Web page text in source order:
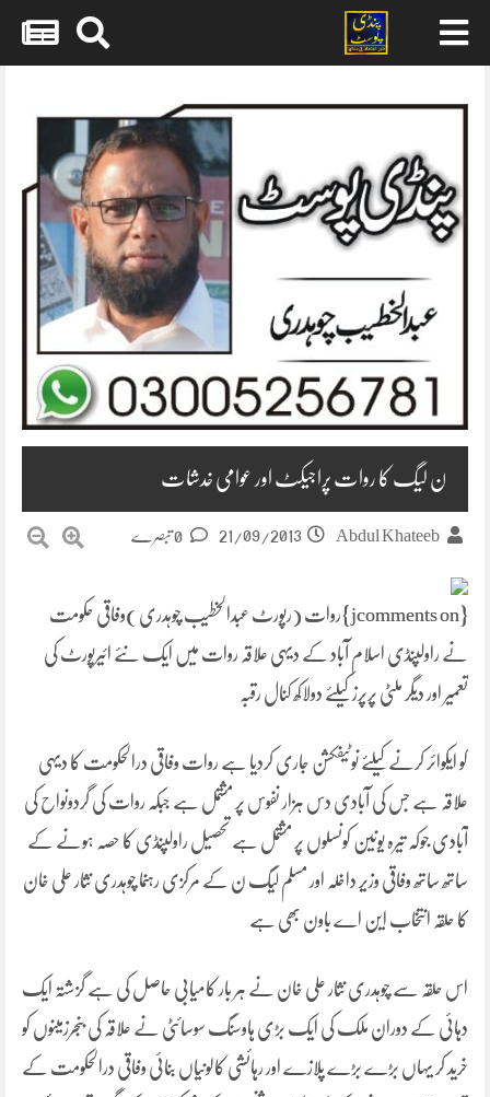
content
ن لیگ کا روات پراجیکٹ اور عوامی خدشات
Abdul Khateeb
21/09/2013
{jcomments on}روات (رپورٹ عبدالخطیب چوہدری )وفاقی حکومت
نے راولپنڈی اسلام آباد کے دیہی علاقہ روات میں ایک نئے ائیرپورٹ کی
تعمیر اور دیگر ملٹی پرپرز کیلئے دولاکھ کنال رقبہ
کو ایکوائر کرنے کیلئے نوٹیفکشن جاری کردیا ہے روات وفاقی درالحکومت کا دیہی
علاقہ ہے جس کی آبادی دس ہزار نفوس پر مشتمل ہے جبکہ روات کی گردونواح کی
آبادی جوکہ تیرہ یونین کونسلوں پر مشتمل ہے تحصیل راولپنڈی کا حصہ ہونے کے
ساتھ ساتھ وفاقی وزیر داخلہ اور مسلم لیگ ن کے مرکزی رہنما چوہدری نثار علی خان
کا حلقہ انتخاب این اے باون بھی ہے
اس حلقہ سے چوہدری نثار علی خان نے ہر بار کامیابی حاصل کی ہے گزشتہ ایک
دہائی کے دوران ملک کی ایک بڑی ہاوسنگ سوسائٹی نے علاقہ کی بنجرزمینوں کو
خرید کر یہاں بڑے بڑے پلازے اور رہائشی کالونیاں بنائی وفاقی درالحکومت کے